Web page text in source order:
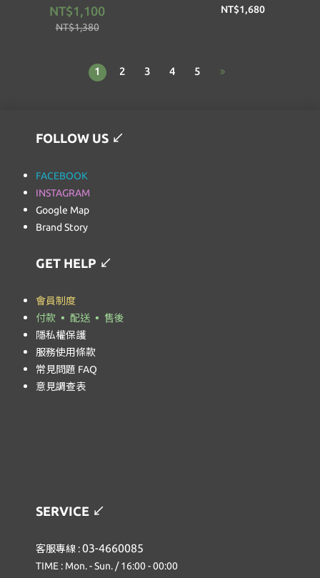
NT$1,100
NT$1,380
NT$1,680
1 2 3 4 5
FOLLOW US ↙
FACEBOOK
INSTAGRAM
Google Map
Brand Story
GET HELP ↙
會員制度
付款 ▪ 配送 ▪ 售後
隱私權保護
服務使用條款
常見問題 FAQ
意見調查表
SERVICE ↙
客服專線 :03-4660085
TIME : Mon. - Sun. / 16:00 - 00:00